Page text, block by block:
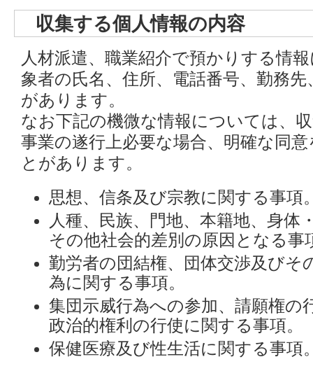
収集する個人情報の内容
人材派遣、職業紹介で預かりする情
象者の氏名、住所、電話番号、勤務
があります。
なお下記の機微な情報については、
事業の遂行上必要な場合、明確な同
とがあります。
思想、信条及び宗教に関する事項
人種、民族、門地、本籍地、身体
その他社会的差別の原因となる事
勤労者の団結権、団体交渉及びそ
為に関する事項。
集団示威行為への参加、請願権の
政治的権利の行使に関する事項。
保健医療及び性生活に関する事項